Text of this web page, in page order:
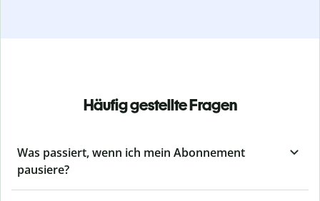
Häufig gestellte Fragen
Was passiert, wenn ich mein Abonnement
pausiere?